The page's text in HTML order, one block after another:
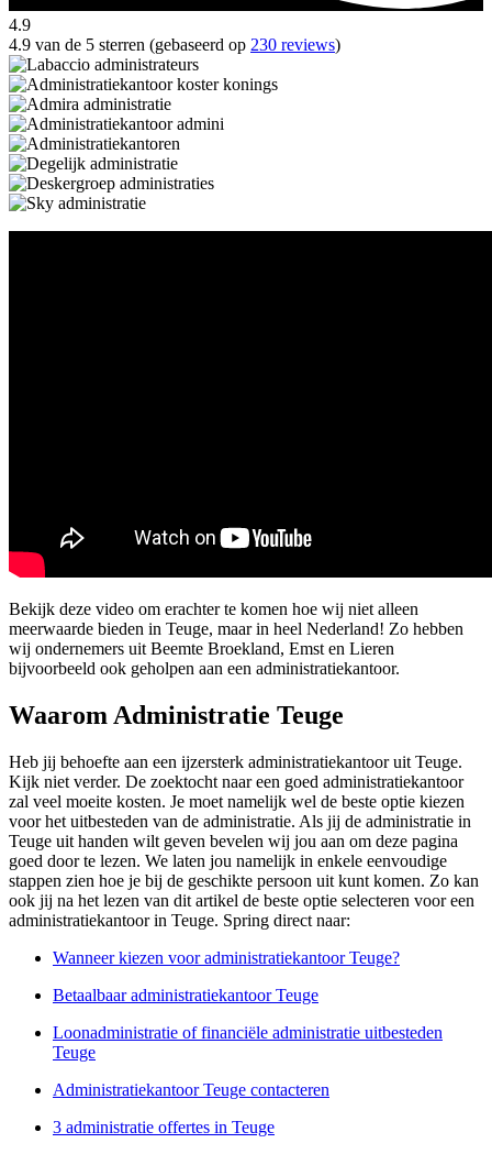
4.9
4.9 van de 5 sterren (gebaseerd op 230 reviews)
Bekijk deze video om erachter te komen hoe wij niet alleen
meerwaarde bieden in Teuge, maar in heel Nederland! Zo hebben
wij ondernemers uit Beemte Broekland, Emst en Lieren
bijvoorbeeld ook geholpen aan een administratiekantoor.
Waarom Administratie Teuge
Heb jij behoefte aan een ijzersterk administratiekantoor uit Teuge.
Kijk niet verder. De zoektocht naar een goed administratiekantoor
zal veel moeite kosten. Je moet namelijk wel de beste optie kiezen
voor het uitbesteden van de administratie. Als jij de administratie in
Teuge uit handen wilt geven bevelen wij jou aan om deze pagina
goed door te lezen. We laten jou namelijk in enkele eenvoudige
stappen zien hoe je bij de geschikte persoon uit kunt komen. Zo kan
ook jij na het lezen van dit artikel de beste optie selecteren voor een
administratiekantoor in Teuge. Spring direct naar:
Wanneer kiezen voor administratiekantoor Teuge?
Betaalbaar administratiekantoor Teuge
Loonadministratie of financiële administratie uitbesteden
Teuge
Administratiekantoor Teuge contacteren
3 administratie offertes in Teuge